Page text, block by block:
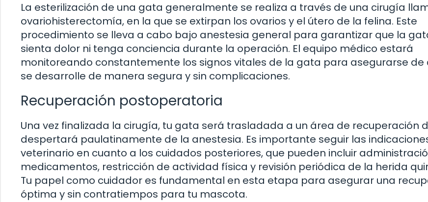
La esterilización de una gata generalmente se realiza a través de una cirugía
ovariohisterectomía, en la que se extirpan los ovarios y el útero de la felina. Este
procedimiento se lleva a cabo bajo anestesia general para garantizar que la
sienta dolor ni tenga conciencia durante la operación. El equipo médico estará
monitoreando constantemente los signos vitales de la gata para asegurarse de
se desarrolle de manera segura y sin complicaciones.
Recuperación postoperatoria
Una vez finalizada la cirugía, tu gata será trasladada a un área de recuperación
despertará paulatinamente de la anestesia. Es importante seguir las
veterinario en cuanto a los cuidados posteriores, que pueden incluir
medicamentos, restricción de actividad física y revisión periódica de la herida
Tu papel como cuidador es fundamental en esta etapa para asegurar una
óptima y sin contratiempos para tu mascota.